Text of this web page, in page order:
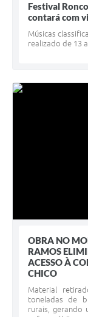
Festival
contará com
Músicas
realizado de 13
OBRA NO
RAMOS
ACESSO À
CHICO
Material
toneladas de
rurais, gerando